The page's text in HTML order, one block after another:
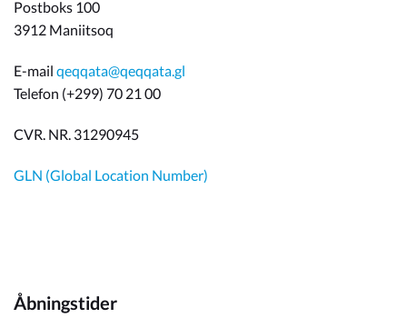
Postboks 100
3912 Maniitsoq
E-mail qeqqata@qeqqata.gl
Telefon (+299) 70 21 00
CVR. NR. 31290945
GLN (Global Location Number)
Åbningstider